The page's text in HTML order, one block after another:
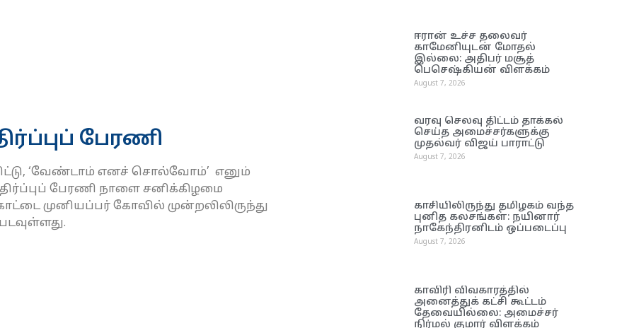
பேரணி
‘வேண்டாம் எனச் சொல்வோம்’ எனும்
பேரணி நாளை சனிக்கிழமை
முனியப்பர் கோவில் முன்றலிலிருந்து
ஈரான் உச்ச தலை​வர்
காமேனியுடன் மோதல்
இல்லை: அதிபர் மசூத்
பெசெஷ்கியன் விளக்கம்
August 7, 2026
வரவு செலவு திட்டம் தாக்கல்
செய்த அமைச்சர்களுக்கு
முதல்வர் விஜய் பாராட்டு
August 7, 2026
காசியிலிருந்து தமிழகம் வந்த
புனித கலசங்கள்: நயினார்
நாகேந்திரனிடம் ஒப்படைப்பு
August 7, 2026
காவிரி விவகாரத்தில்
அனைத்துக் கட்சி கூட்டம்
தேவையில்லை: அமைச்சர்
நிர்மல் குமார் விளக்கம்